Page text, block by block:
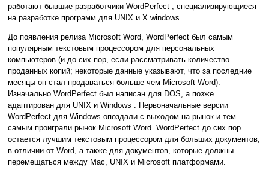
работают бывшие разработчики WordPerfect , специализирующиеся
на разработке программ для UNIX и X windows.
До появления релиза Microsoft Word, WordPerfect был самым
популярным текстовым процессором для персональных
компьютеров (и до сих пор, если рассматривать количество
проданных копий; некоторые данные указывают, что за последние
месяцы он стал продаваться больше чем Microsoft Word).
Изначально WordPerfect был написан для DOS, а позже
адаптирован для UNIX и Windows . Первоначальные версии
WordPerfect для Windows опоздали с выходом на рынок и тем
самым проиграли рынок Microsoft Word. WordPerfect до сих пор
остается лучшим текстовым процессором для больших документов,
в отличии от Word, а также для документов, которые должны
перемещаться между Mac, UNIX и Microsoft платформами.